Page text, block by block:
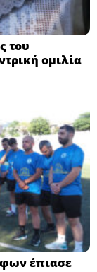
του
ομιλία
έπιασε